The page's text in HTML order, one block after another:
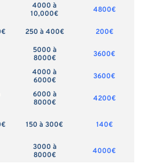
4000 à
10,000€
4800€
250 à 400€
200€
5000 à
8000€
3600€
4000 à
6000€
3600€
6000 à
8000€
4200€
150 à 300€ 140€
3000 à
8000€
4000€